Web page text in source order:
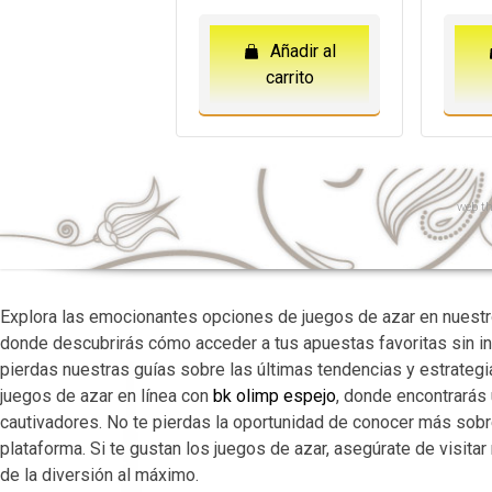
Añadir al
carrito
web
Explora las emocionantes opciones de juegos de azar en
donde descubrirás cómo acceder a tus apuestas favoritas sin
pierdas nuestras guías sobre las últimas tendencias y
juegos de azar en línea con bk olimp espejo, donde
cautivadores. No te pierdas la oportunidad de conocer más
plataforma. Si te gustan los juegos de azar, asegúrate de
de la diversión al máximo.